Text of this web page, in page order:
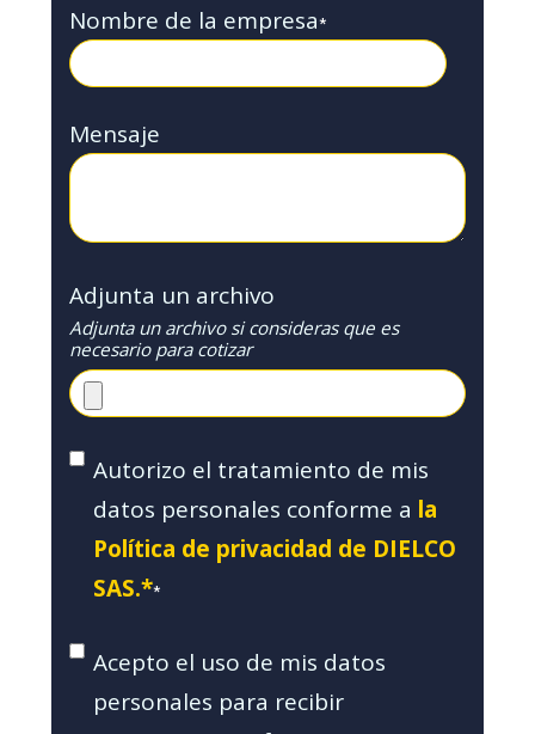
Nombre de la empresa*
Mensaje
Adjunta un archivo
Adjunta un archivo si consideras que es
necesario para cotizar
Autorizo el tratamiento de mis
datos personales conforme a la
Política de privacidad de DIELCO
SAS.**
Acepto el uso de mis datos
personales para recibir